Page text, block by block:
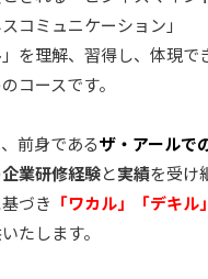
コミュニケーション」
」を理解、習得し、体現
コースです。
前身であるザ・アールで
企業研修経験と実績を受け
づき 「ワカル」「デキル」
たします。